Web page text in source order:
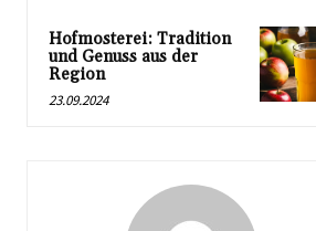
Hofmosterei: Tradition
und Genuss aus der
Region
23.09.2024